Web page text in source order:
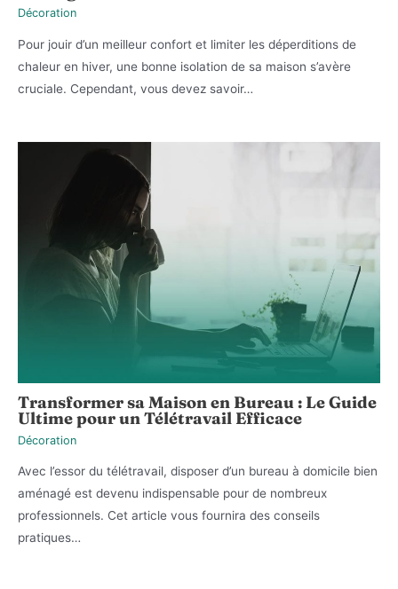
Décoration
Pour jouir d’un meilleur confort et limiter les déperditions de
chaleur en hiver, une bonne isolation de sa maison s’avère
cruciale. Cependant, vous devez savoir…
Transformer sa Maison en Bureau : Le Guide
Ultime pour un Télétravail Efficace
Décoration
Avec l’essor du télétravail, disposer d’un bureau à domicile bien
aménagé est devenu indispensable pour de nombreux
professionnels. Cet article vous fournira des conseils
pratiques…